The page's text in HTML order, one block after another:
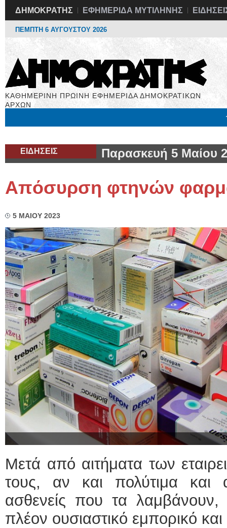
ΔΗΜΟΚΡΑΤΗΣ ΕΦΗΜΕΡΙΔΑ ΜΥΤΙΛΗΝΗΣ
ΠΕΜΠΤΗ 6 ΑΥΓΟΥΣΤΟΥ 2026
ΚΑΘΗΜΕΡΙΝΗ ΠΡΩΙΝΗ ΕΦΗΜΕΡΙΔΑ ΔΗΜΟΚΡΑΤΙΚΩΝ
ΑΡΧΩΝ
ΕΙΔΗΣΕΙΣ Παρασκευή 5 Μαίου
Απόσυρση φτηνών
5 ΜΑΙΟΥ 2023
Μετά από αιτήματα των
τους, αν και πολύτιμα και
ασθενείς που τα
πλέον ουσιαστικό εμπορικό